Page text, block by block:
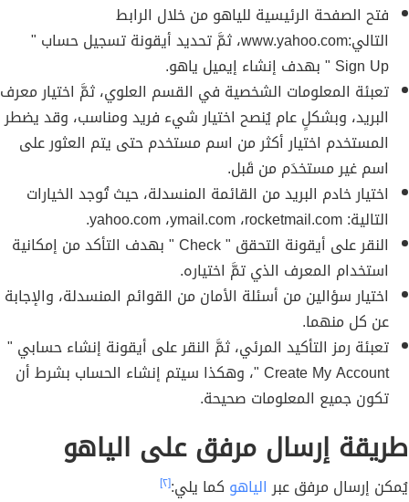
فتح الصفحة الرئيسية للياهو من خلال الرابط
التالي:www.yahoo.com، ثمَّ تحديد أيقونة تسجيل حساب "
Sign Up " بهدف إنشاء إيميل ياهو.
تعبئة المعلومات الشخصية في القسم العلوي، ثمَّ اختيار معرف
البريد، وبشكلٍ عام يُنصح اختيار شيء فريد ومناسب، وقد يضطر
المستخدم اختيار أكثر من اسم مستخدم حتى يتم العثور على
اسم غير مستخدَم من قَبل.
اختيار خادم البريد من القائمة المنسدلة، حيث تُوجد الخيارات
التالية: yahoo.com ،ymail.com ،rocketmail.com.
النقر على أيقونة التحقق " Check " بهدف التأكد من إمكانية
استخدام المعرف الذي تمَّ اختياره.
اختيار سؤالين من أسئلة الأمان من القوائم المنسدلة، والإجابة
عن كل منهما.
تعبئة رمز التأكيد المرئي، ثمَّ النقر على أيقونة إنشاء حسابي "
Create My Account "، وهكذا سيتم إنشاء الحساب بشرط أن
تكون جميع المعلومات صحيحة.
طريقة إرسال مرفق على الياهو
يُمكن إرسال مرفق عبرالياهو كما يلي:[٢]